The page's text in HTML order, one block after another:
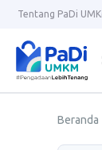
Tentang PaDi
Beranda